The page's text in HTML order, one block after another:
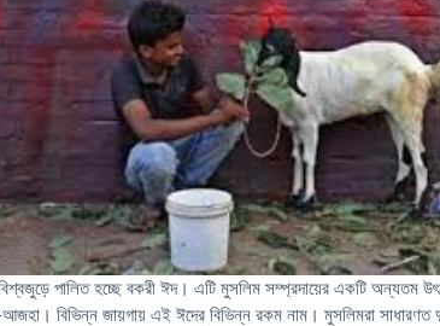
পালিত হচ্ছে বকরী ঈদ। এটি মুসলিম সম্প্রদায়ের একটি অন্যতম
বিভিন্ন জায়গায় এই ঈদের বিভিন্ন রকম নাম। মুসলিমরা